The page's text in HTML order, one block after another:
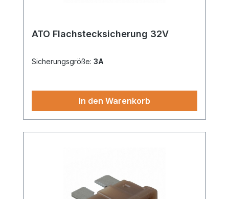
ATO Flachstecksicherung 32V
Sicherungsgröße: 3A
In den Warenkorb